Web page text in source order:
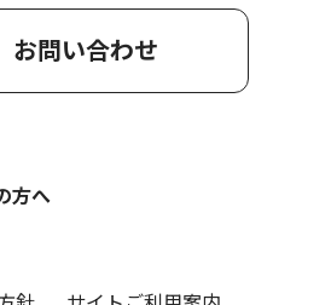
お問い合わせ
方へ